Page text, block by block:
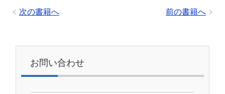
前の書籍へ
次の書籍へ
お問い合わせ